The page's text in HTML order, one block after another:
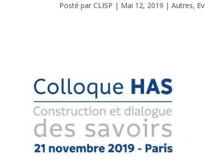
Posté parCLISP | Mai 12, 2019 |Autres,